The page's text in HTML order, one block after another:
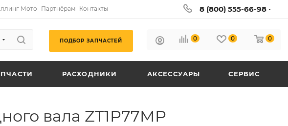
Мото Партнёрам Контакты 8 (800) 555-66-98
ПОДБОР ЗАПЧАСТЕЙ 0 0 0
РАСХОДНИКИ АКСЕССУАРЫ СЕРВИС
вала ZT1P77MP